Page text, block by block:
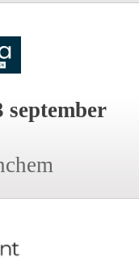
september